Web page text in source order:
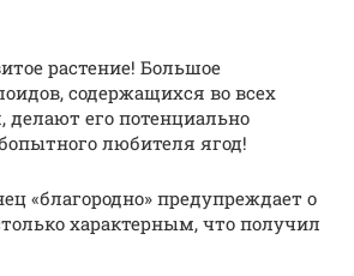
растение! Большое
содержащихся во всех
делают его потенциально
любителя ягод!
«благородно» предупреждает о
характерным, что получил